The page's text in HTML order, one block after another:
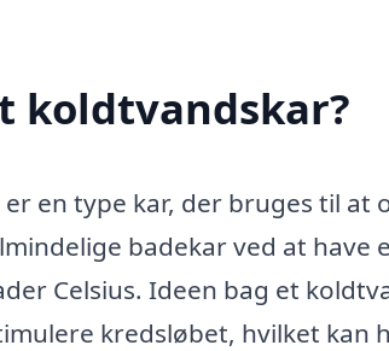
koldtvandskar?
er en type kar, der bruges til
badekar ved at
Celsius. Ideen bag et
kredsløbet, hvilket kan